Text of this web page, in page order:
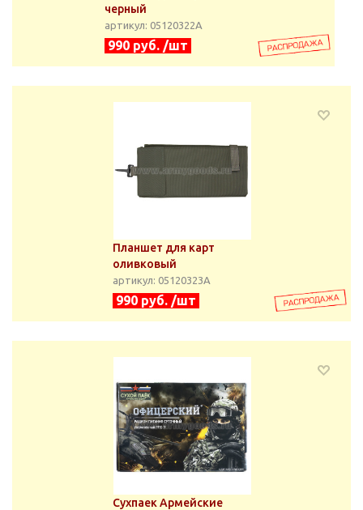
черный
артикул: 05120322А
990 руб. /шт
Планшет для карт
оливковый
артикул: 05120323А
990 руб. /шт
Сухпаек Армейские